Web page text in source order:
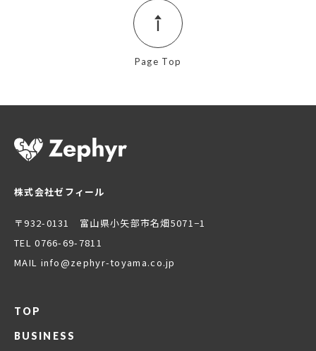
Page Top
株式会社ゼフィール
〒932-0131 富山県小矢部市名畑5071−1
TEL 0766-69-7811
MAIL info@zephyr-toyama.co.jp
TOP
BUSINESS